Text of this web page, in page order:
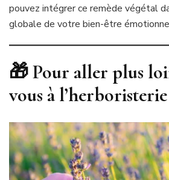
pouvez intégrer ce remède végétal
globale de votre bien-être
🎁 Pour aller plus
vous à